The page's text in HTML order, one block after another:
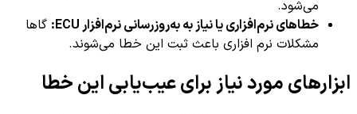
می‌شود.
خطاهای نرم‌افزاری یا نیاز به به‌روزرسانی نرم‌افزار ECU:
گاها
مشکلات نرم افزاری باعث ثبت این خطا می‌شوند.
ابزارهای مورد نیاز برای عیب‌یابی این خطا